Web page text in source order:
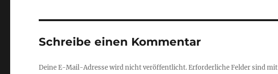
Schreibe einen Kommentar
Deine E-Mail-Adresse wird nicht veröffentlicht.Erforderliche Felder sind mit